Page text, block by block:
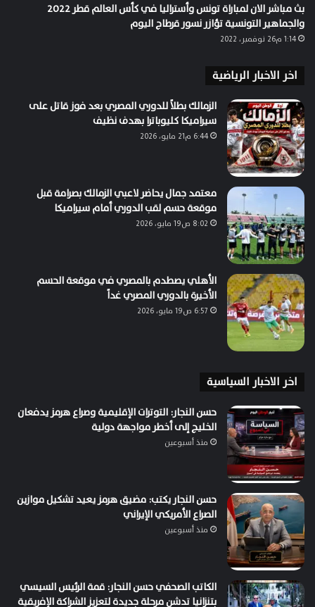
بث مباشر الان لمباراة تونس وأستراليا في كأس العالم قطر 2022
والجماهير التونسية تؤازر نسور قرطاج اليوم
1:14 م26 نوفمبر، 2022
اخر الاخبار الرياضية
الزمالك بطلاً للدوري المصري بعد فوز قاتل على
سيراميكا كليوباترا بهدف نظيف
6:44 م21 مايو، 2026
معتمد جمال يحاضر لاعبي الزمالك بصرامة قبل
موقعة حسم لقب الدوري أمام سيراميكا
8:02 ص19 مايو، 2026
الأهلي يصطدم بالمصري في موقعة الحسم
الأخيرة بالدوري المصري غداً
6:57 ص19 مايو، 2026
اخر الاخبار السياسية
حسن النجار: التوترات الإقليمية وصراع هرمز يدفعان
الخليج إلى أخطر مواجهة دولية
منذ أسبوعين
حسن النجار يكتب: مضيق هرمز يعيد تشكيل موازين
الصراع الأمريكي الإيراني
منذ أسبوعين
الكاتب الصحفي حسن النجار: قمة الرئيس السيسي
بتنزانيا تدشن مرحلة جديدة لتعزيز الشراكة الإفريقية